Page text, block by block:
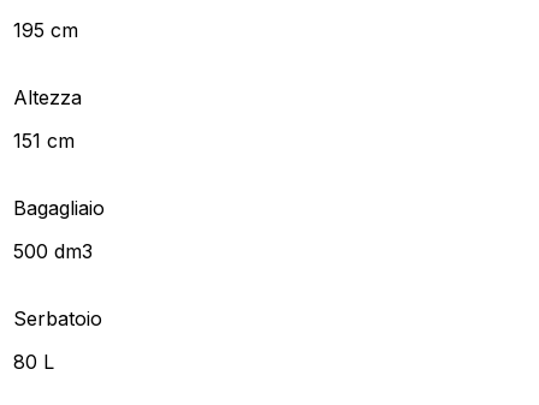
195 cm
Altezza
151 cm
Bagagliaio
500 dm3
Serbatoio
80 L